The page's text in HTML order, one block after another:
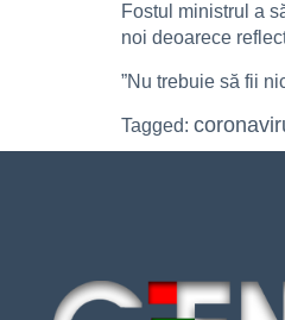
Fostul ministrul a
noi deoarece
”Nu trebuie să fii
Tagged: